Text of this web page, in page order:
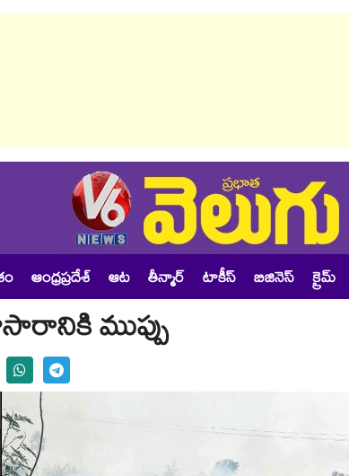
ఆంధ్రప్రదేశ్ ఆట తీన్మార్ టాకీస్ బిజినెస్ క్రైమ్
ముప్పు